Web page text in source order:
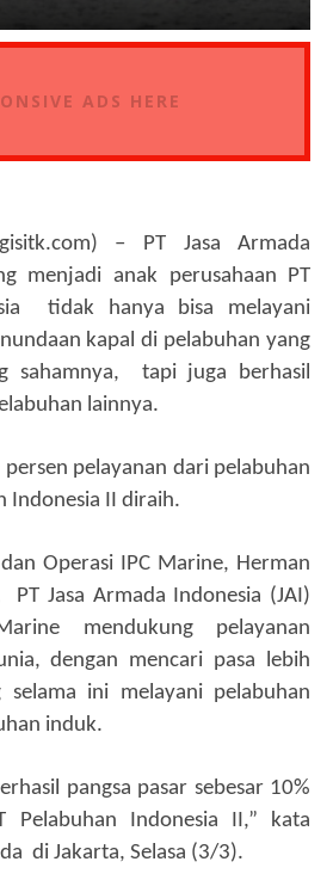
ADS HERE
– PT Jasa Armada
menjadi anak perusahaan PT
tidak hanya bisa melayani
kapal di pelabuhan yang
sahamnya, tapi juga berhasil
lainnya.
pelayanan dari pelabuhan
Indonesia II diraih.
Operasi IPC Marine, Herman
PT Jasa Armada Indonesia (JAI)
mendukung pelayanan
dengan mencari pasa lebih
ini melayani pelabuhan
induk.
pangsa pasar sebesar 10%
Indonesia II,” kata
di Jakarta, Selasa (3/3).